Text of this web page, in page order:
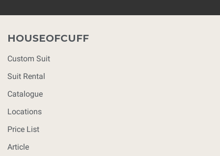
HOUSEOFCUFF
Custom Suit
Suit Rental
Catalogue
Locations
Price List
Article